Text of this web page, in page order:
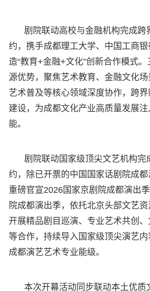
剧院联动高校与金融机构完成跨
约，携手成都理工大学、中国工商
造“教育+金融+文化”创新合作模式
源优势，聚焦艺术教育、金融文化
艺术普及等核心领域深度协作，跨
建设，为成都文化产业高质量发展
能。
剧院联动国家级顶尖文艺机构完
约，除已开票的中国国家话剧院成都
重磅官宣2026国家京剧院成都演出
院成都演出季，依托北京头部文艺
开展精品剧目巡演、专业艺术共创、
等合作，持续导入国家级顶尖演艺
成都演艺艺术专业能级。
本次开幕活动同步联动本土优质